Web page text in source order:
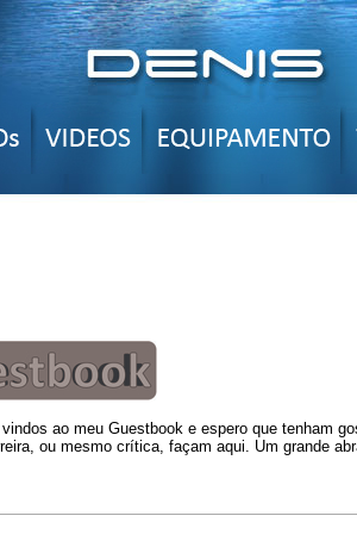
ao meu Guestbook e espero que tenham
ou mesmo crítica, façam aqui. Um grande